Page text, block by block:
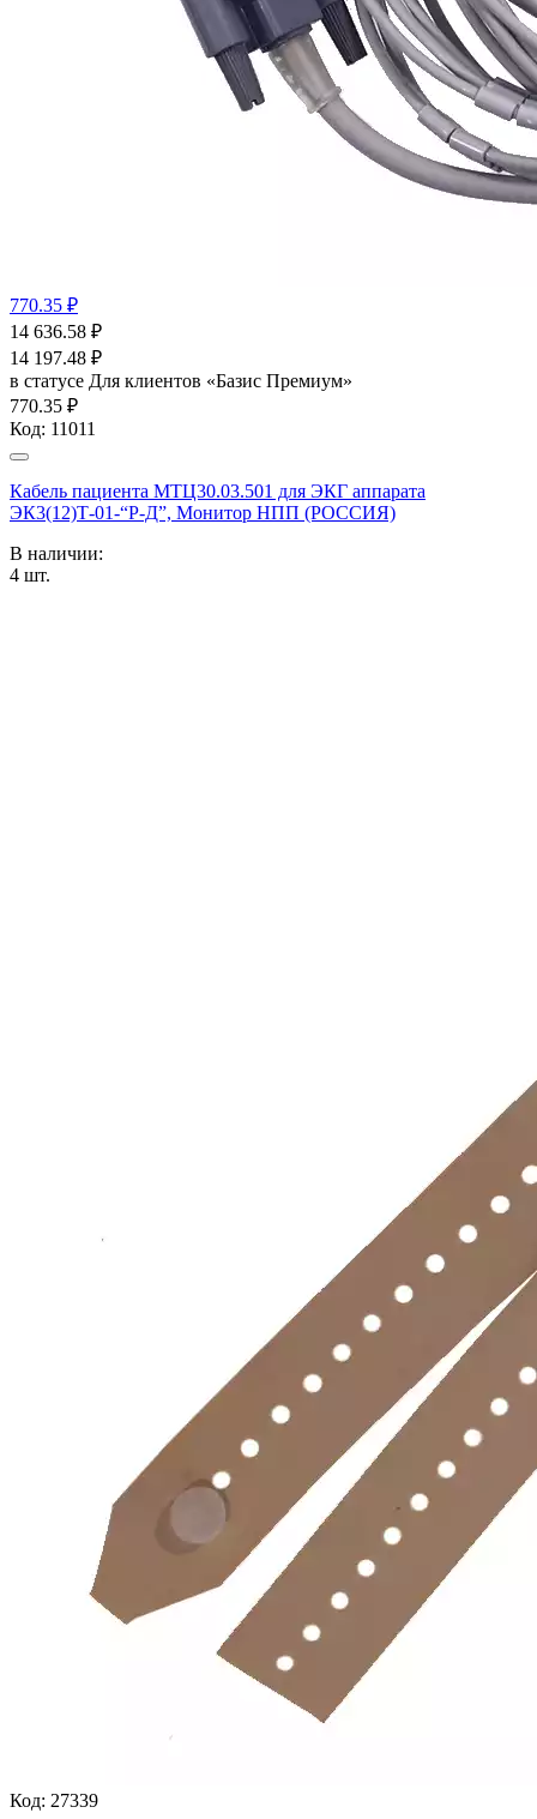
770.35 ₽
14 636.58 ₽
14 197.48 ₽
в статусе Для клиентов «Базис Премиум»
770.35 ₽
Код: 11011
Кабель пациента МТЦ30.03.501 для ЭКГ аппарата
ЭК3(12)Т-01-“Р-Д”, Монитор НПП (РОССИЯ)
В наличии:
4 шт.
Код: 27339